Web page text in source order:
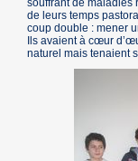
souffrant de maladies
de leurs temps
coup double : mener
Ils avaient à cœur
naturel mais tenaient